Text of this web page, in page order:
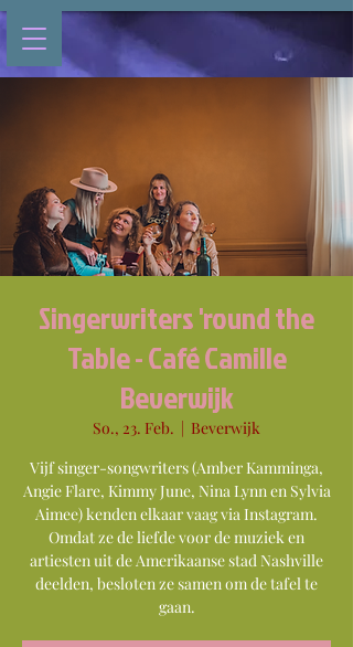
Singerwriters 'round the
Table - Café Camille
Beverwijk
So., 23. Feb.
  |
Beverwijk
Vijf singer-songwriters (Amber Kamminga,
Angie Flare, Kimmy June, Nina Lynn en Sylvia
Aimee) kenden elkaar vaag via Instagram.
Omdat ze de liefde voor de muziek en
artiesten uit de Amerikaanse stad Nashville
deelden, besloten ze samen om de tafel te
gaan.